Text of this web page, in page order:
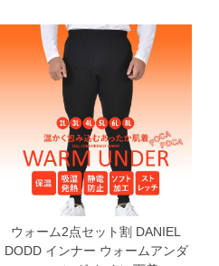
ウォーム2点セット割 DANIEL
DODD インナー ウォームアンダ